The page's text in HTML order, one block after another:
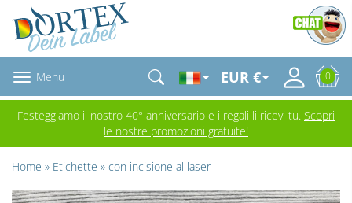
Menu EUR € 0
Festeggiamo il nostro 40° anniversario e i regali li ricevi tu. Scopri
le nostre promozioni gratuite!
Home » Etichette » con incisione al laser